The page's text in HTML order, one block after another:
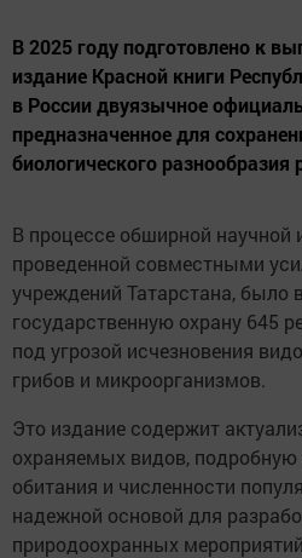
В 2025 году подготовлено к
издание Красной книги
в России двуязычное
предназначенное для
биологического разнообразия
В процессе обширной научной
проведенной совместными
учреждений Татарстана, было
государственную охрану 645
под угрозой исчезновения
грибов и микроорганизмов.
Это издание содержит
охраняемых видов,
обитания и численности
надежной основой для
природоохранных